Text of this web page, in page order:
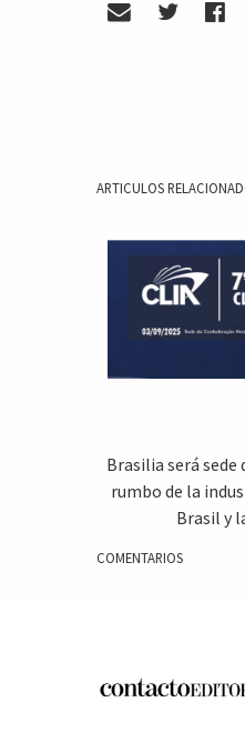
ARTICULOS
Brasilia será sede
rumbo de la
Brasil y
COMENTARIOS